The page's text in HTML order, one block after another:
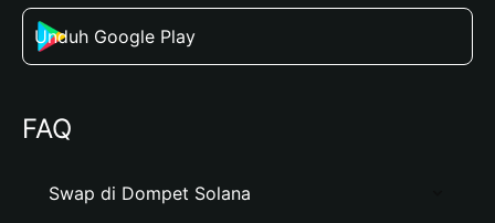
Unduh Google Play
FAQ
Swap di Dompet Solana